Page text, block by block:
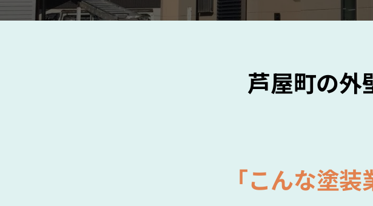
芦屋町の外
「こんな塗